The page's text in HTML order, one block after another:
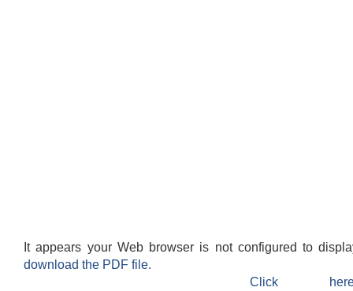
It appears your Web browser is not configured to
download the PDF file.
Click